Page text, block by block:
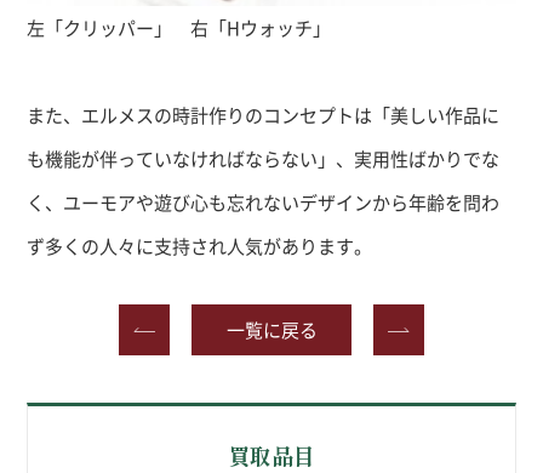
左「クリッパー」 右「Hウォッチ」
また、エルメスの時計作りのコンセプトは「美しい作品に
も機能が伴っていなければならない」、実用性ばかりでな
く、ユーモアや遊び心も忘れないデザインから年齢を問わ
ず多くの人々に支持され人気があります。
一覧に戻る
買取品目